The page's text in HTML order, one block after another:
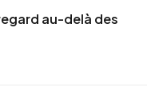
au-delà des